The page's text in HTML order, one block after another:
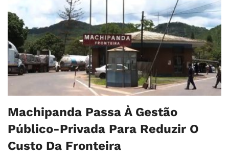
Machipanda Passa À Gestão
Público-Privada Para Reduzir O
Custo Da Fronteira